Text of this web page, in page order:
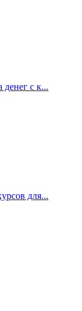
денег с к...
для...